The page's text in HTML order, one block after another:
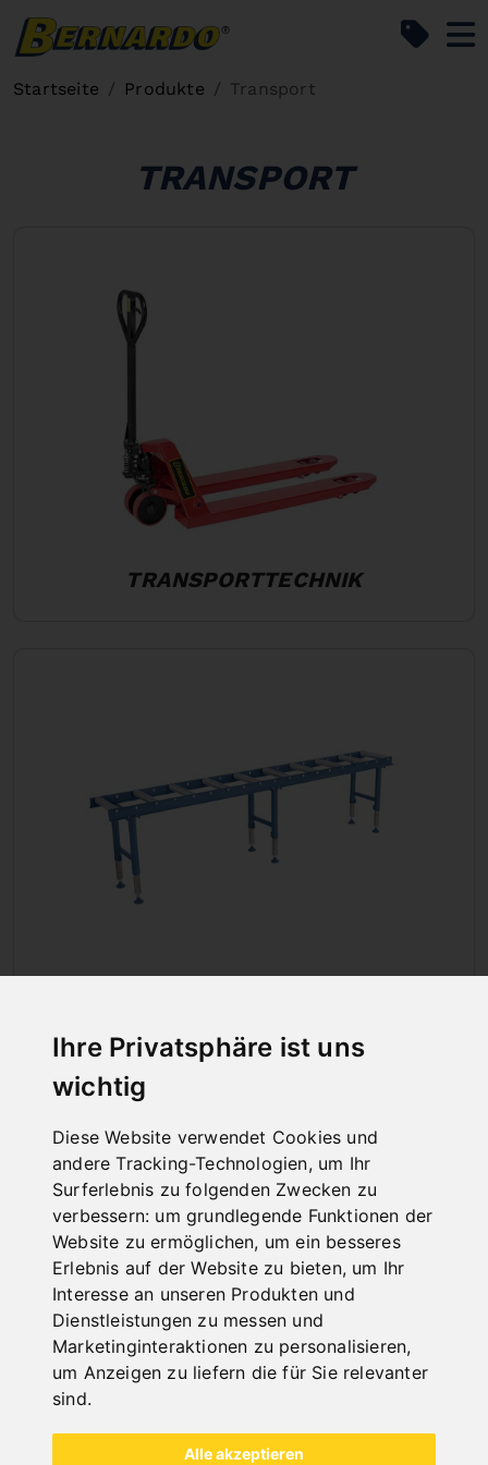
Ihre Privatsphäre ist uns
wichtig
Diese Website verwendet Cookies und
andere Tracking-Technologien, um Ihr
Surferlebnis zu folgenden Zwecken zu
verbessern: um grundlegende Funktionen der
Website zu ermöglichen, um ein besseres
Erlebnis auf der Website zu bieten, um Ihr
Interesse an unseren Produkten und
Dienstleistungen zu messen und
Marketinginteraktionen zu personalisieren,
um Anzeigen zu liefern die für Sie relevanter
sind.
Alle akzeptieren
Startseite Produkte Transport
TRANSPORT
TRANSPORTTECHNIK
Alle Kategorien